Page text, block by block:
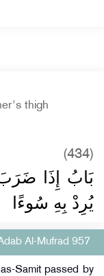
thigh
(434)
بَابُ إِذَا
يُرِدْ بِهِ سُوءًا
Al-Mufrad 957
Samit passed by